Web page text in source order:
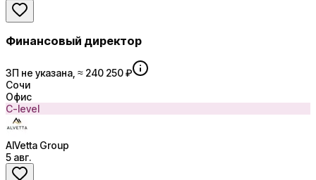
Финансовый директор
ЗП не указана, ≈ 240 250 ₽
Сочи
Офис
C-level
AlVetta Group
5 авг.